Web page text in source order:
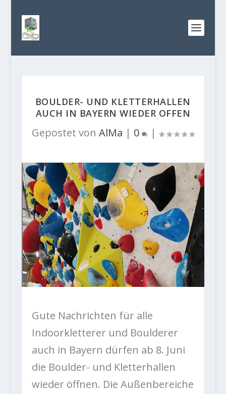
BOULDER- UND KLETTERHALLEN
AUCH IN BAYERN WIEDER OFFEN
Gepostet von AlMa | 0 |
Gute Nachrichten für alle
Indoorkletterer und Boulderer
auch in Bayern dürfen ab 8. Juni
die Boulder- und Kletterhallen
wieder öffnen. Die Außenbereiche